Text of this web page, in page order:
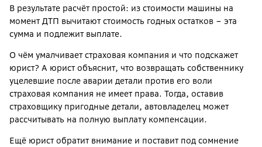
В результате расчёт простой: из стоимости машины на
момент ДТП вычитают стоимость годных остатков – эта
сумма и подлежит выплате.
О чём умалчивает страховая компания и что подскажет
юрист? А юрист объяснит, что возвращать собственнику
уцелевшие после аварии детали против его воли
страховая компания не имеет права. Тогда, оставив
страховщику пригодные детали, автовладелец может
рассчитывать на полную выплату компенсации.
Ещё юрист обратит внимание и поставит под сомнение